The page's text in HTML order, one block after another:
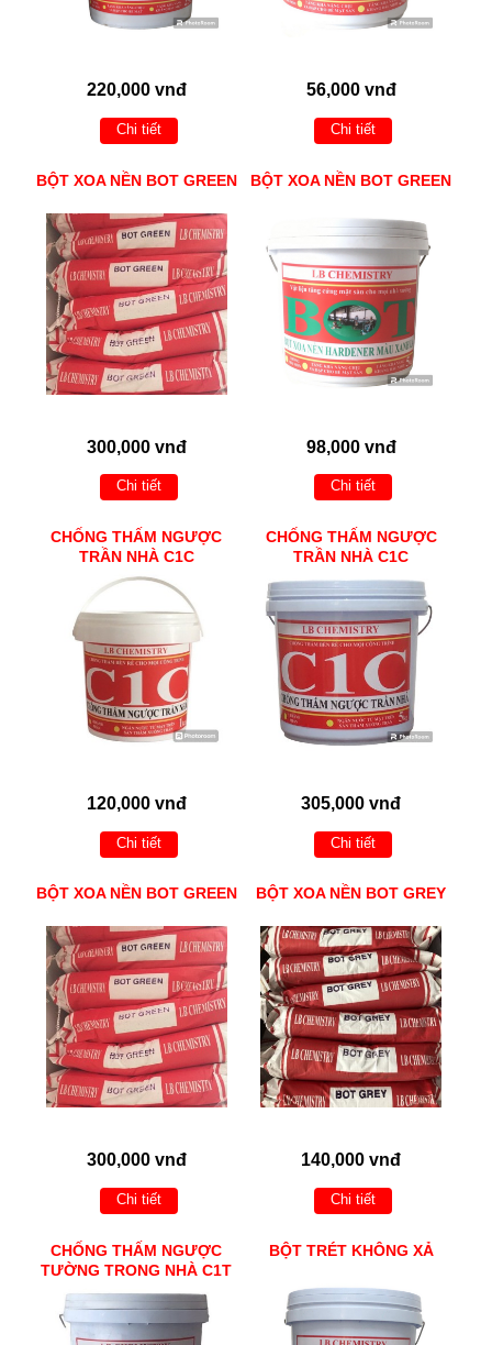
220,000 vnđ
Chi tiết
56,000 vnđ
Chi tiết
BỘT XOA NỀN BOT GREEN
300,000 vnđ
Chi tiết
BỘT XOA NỀN BOT GREEN
98,000 vnđ
Chi tiết
CHỐNG THẤM NGƯỢC
TRẦN NHÀ C1C
120,000 vnđ
Chi tiết
CHỐNG THẤM NGƯỢC
TRẦN NHÀ C1C
305,000 vnđ
Chi tiết
BỘT XOA NỀN BOT GREEN
300,000 vnđ
Chi tiết
BỘT XOA NỀN BOT GREY
140,000 vnđ
Chi tiết
CHỐNG THẤM NGƯỢC
TƯỜNG TRONG NHÀ C1T
BỘT TRÉT KHÔNG XẢ